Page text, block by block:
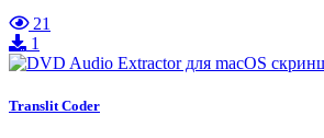
21
1
Translit Coder